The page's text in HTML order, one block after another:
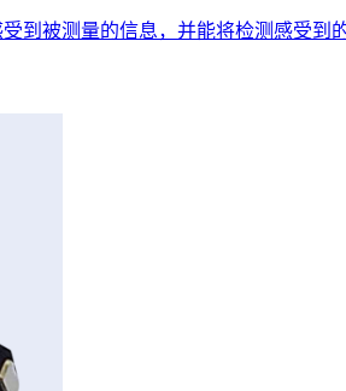
到被测量的信息，并能将检测感受